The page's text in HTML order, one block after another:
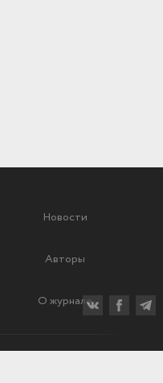
Новости
Авторы
О журнале